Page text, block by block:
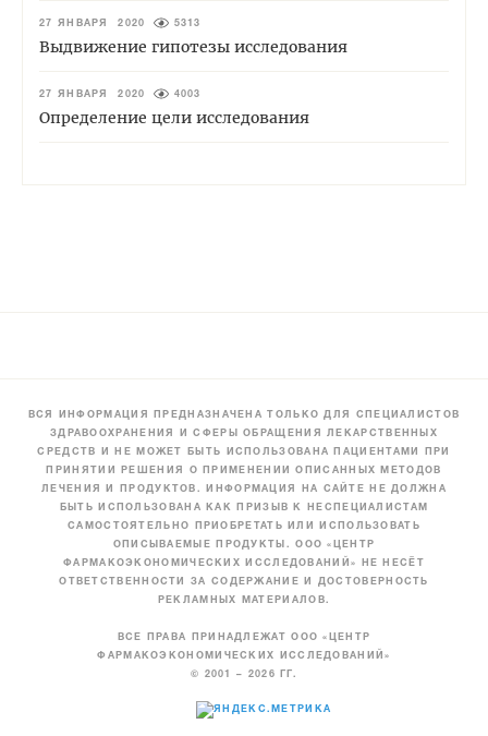
27 ЯНВАРЯ 2020 5313
Выдвижение гипотезы исследования
27 ЯНВАРЯ 2020 4003
Определение цели исследования
ВСЯ ИНФОРМАЦИЯ ПРЕДНАЗНАЧЕНА ТОЛЬКО ДЛЯ СПЕЦИАЛИСТОВ
ЗДРАВООХРАНЕНИЯ И СФЕРЫ ОБРАЩЕНИЯ ЛЕКАРСТВЕННЫХ
СРЕДСТВ И НЕ МОЖЕТ БЫТЬ ИСПОЛЬЗОВАНА ПАЦИЕНТАМИ ПРИ
ПРИНЯТИИ РЕШЕНИЯ О ПРИМЕНЕНИИ ОПИСАННЫХ МЕТОДОВ
ЛЕЧЕНИЯ И ПРОДУКТОВ. ИНФОРМАЦИЯ НА САЙТЕ НЕ ДОЛЖНА
БЫТЬ ИСПОЛЬЗОВАНА КАК ПРИЗЫВ К НЕСПЕЦИАЛИСТАМ
САМОСТОЯТЕЛЬНО ПРИОБРЕТАТЬ ИЛИ ИСПОЛЬЗОВАТЬ
ОПИСЫВАЕМЫЕ ПРОДУКТЫ. ООО «ЦЕНТР
ФАРМАКОЭКОНОМИЧЕСКИХ ИССЛЕДОВАНИЙ» НЕ НЕСЁТ
ОТВЕТСТВЕННОСТИ ЗА СОДЕРЖАНИЕ И ДОСТОВЕРНОСТЬ
РЕКЛАМНЫХ МАТЕРИАЛОВ.
ВСЕ ПРАВА ПРИНАДЛЕЖАТ ООО «ЦЕНТР
ФАРМАКОЭКОНОМИЧЕСКИХ ИССЛЕДОВАНИЙ»
© 2001 – 2026 ГГ.